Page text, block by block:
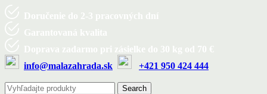
info@malazahrada.sk
+421 950 424 444
Search